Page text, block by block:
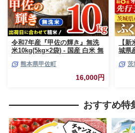
令和7年産『甲佐の輝き』無洗
米10kg(5kg×2袋) - 国産 白米 無
米 訳あり 厳選 マイスター 生活
応援 ひのひかり 森のくまさん
おすすめ 熊本県 甲佐町【価格
熊本県甲佐町
16,000円
【
城県
精米
安
茨
おすすめ特